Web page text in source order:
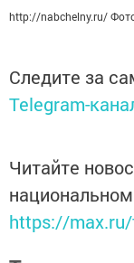
http://nabchelny.ru/
Следите за
Telegram-
Читайте
https://